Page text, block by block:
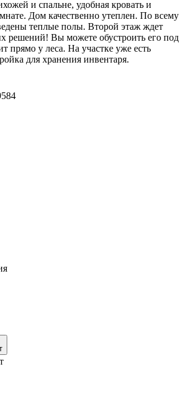
и спальне, удобная кровать и
Дом качественно утеплен. По всему
теплые полы. Второй этаж ждет
решений! Вы можете обустроить его под
прямо у леса. На участке уже есть
для хранения инвентаря.